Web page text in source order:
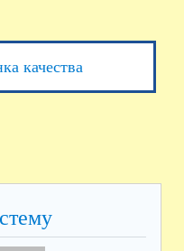
качества